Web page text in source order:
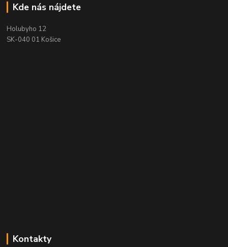
Kde nás nájdete
Holubyho 12
SK-040 01 Košice
Kontakty